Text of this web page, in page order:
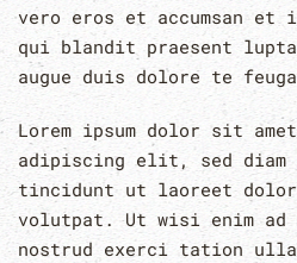
vero eros et accumsan et
qui blandit praesent
augue duis dolore te
Lorem ipsum dolor sit
adipiscing elit, sed diam
tincidunt ut laoreet
volutpat. Ut wisi enim ad
nostrud exerci tation